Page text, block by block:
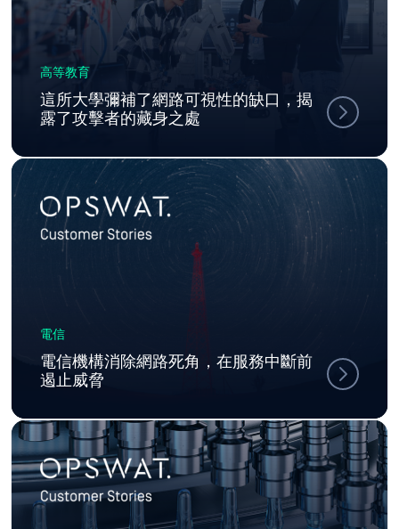
高等教育
這所大學彌補了網路可視性的缺口，揭
露了攻擊者的藏身之處
電信
電信機構消除網路死角，在服務中斷前
遏止威脅